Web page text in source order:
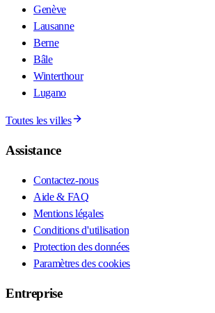
Genève
Lausanne
Berne
Bâle
Winterthour
Lugano
Toutes les villes
Assistance
Contactez-nous
Aide & FAQ
Mentions légales
Conditions d'utilisation
Protection des données
Paramètres des cookies
Entreprise